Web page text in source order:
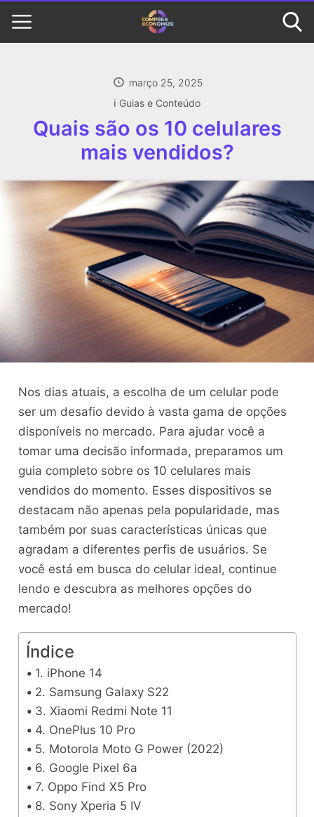
março 25, 2025
ℹ️ Guias e Conteúdo
Quais são os 10 celulares
mais vendidos?
Nos dias atuais, a escolha de um celular pode
ser um desafio devido à vasta gama de opções
disponíveis no mercado. Para ajudar você a
tomar uma decisão informada, preparamos um
guia completo sobre os 10 celulares mais
vendidos do momento. Esses dispositivos se
destacam não apenas pela popularidade, mas
também por suas características únicas que
agradam a diferentes perfis de usuários. Se
você está em busca do celular ideal, continue
lendo e descubra as melhores opções do
mercado!
Índice
1. iPhone 14
2. Samsung Galaxy S22
3. Xiaomi Redmi Note 11
4. OnePlus 10 Pro
5. Motorola Moto G Power (2022)
6. Google Pixel 6a
7. Oppo Find X5 Pro
8. Sony Xperia 5 IV